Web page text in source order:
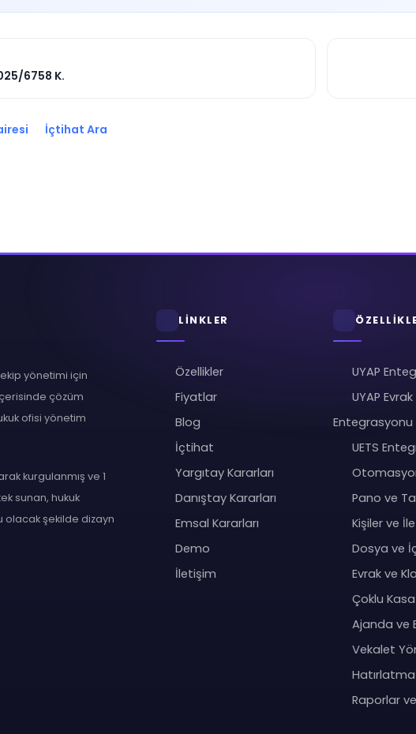
6758 K.
İçtihat Ara
ekip yönetimi için
çözüm
ofisi yönetim
kurgulanmış ve 1
sunan, hukuk
olacak şekilde dizayn
LİNKLER
Özellikler
Fiyatlar
Blog
İçtihat
Yargıtay Kararları
Danıştay Kararları
Emsal Kararları
Demo
İletişim
UYAP
UYAP Evrak
Entegrasyonu
UETS
Pano ve
Kişiler ve
Dosya ve
Evrak ve
Çoklu
Ajanda ve
Vekalet
Raporlar ve